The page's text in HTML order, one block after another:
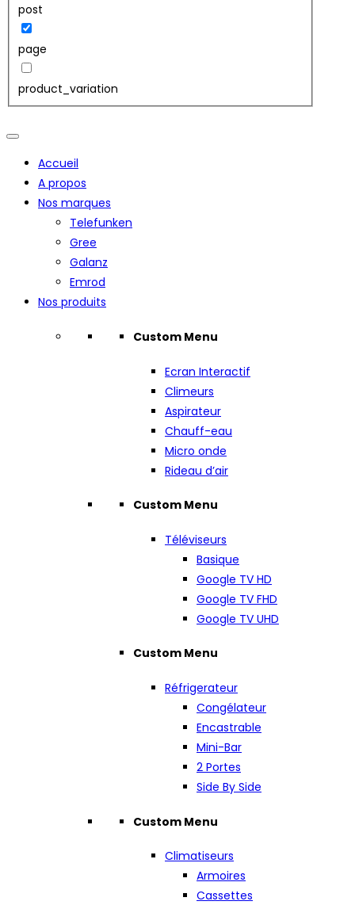
post
page
product_variation
Accueil
A propos
Nos marques
Telefunken
Gree
Galanz
Emrod
Nos produits
Custom Menu
Ecran Interactif
Climeurs
Aspirateur
Chauff-eau
Micro onde
Rideau d’air
Custom Menu
Téléviseurs
Basique
Google TV HD
Google TV FHD
Google TV UHD
Custom Menu
Réfrigerateur
Congélateur
Encastrable
Mini-Bar
2 Portes
Side By Side
Custom Menu
Climatiseurs
Armoires
Cassettes